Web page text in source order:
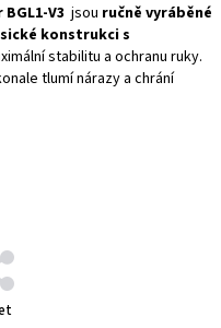
BGL1-V3 jsou ručně vyráběné
konstrukci s
stabilitu a ochranu ruky.
tlumí nárazy a chrání